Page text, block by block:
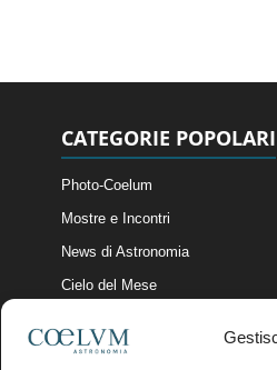
CATEGORIE POPOLARI
Photo-Coelum
Mostre e Incontri
News di Astronomia
Cielo del Mese
Articoli e Risorse On-Line